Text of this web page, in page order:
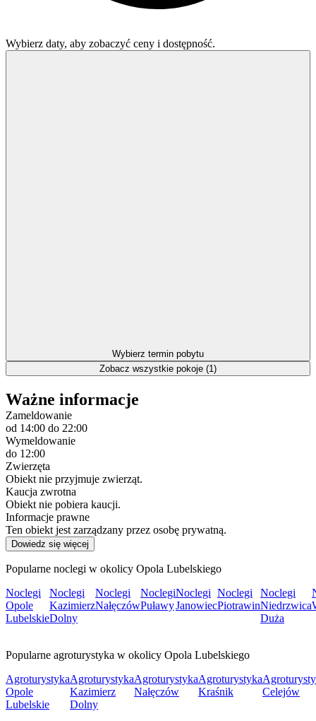
Wybierz daty, aby zobaczyć ceny i dostępność.
Wybierz termin pobytu
Zobacz wszystkie pokoje (1)
Ważne informacje
Zameldowanie
od 14:00 do 22:00
Wymeldowanie
do 12:00
Zwierzęta
Obiekt nie przyjmuje zwierząt.
Kaucja zwrotna
Obiekt nie pobiera kaucji.
Informacje prawne
Ten obiekt jest zarządzany przez osobę prywatną.
Dowiedz się więcej
Popularne noclegi w okolicy Opola Lubelskiego
Noclegi
Opole
Lubelskie
Noclegi
Kazimierz
Dolny
Noclegi
Nałęczów
Noclegi
Puławy
Noclegi
Janowiec
Noclegi
Piotrawin
Noclegi
Niedrzwica
Duża
Popularne agroturystyka w okolicy Opola Lubelskiego
Agroturystyka
Opole
Lubelskie
Agroturystyka
Kazimierz
Dolny
Agroturystyka
Nałęczów
Agroturystyka
Kraśnik
Celejów